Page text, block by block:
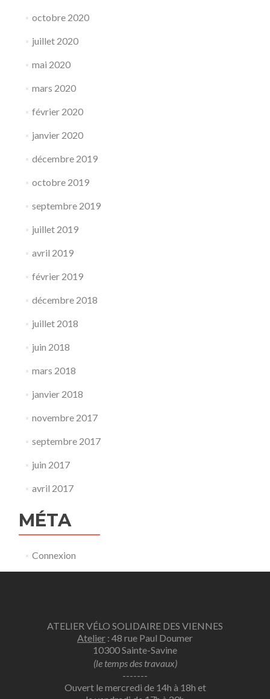
octobre 2020
juillet 2020
mai 2020
mars 2020
février 2020
janvier 2020
décembre 2019
octobre 2019
septembre 2019
juillet 2019
avril 2019
février 2019
décembre 2018
juillet 2018
juin 2018
mars 2018
janvier 2018
novembre 2017
septembre 2017
juin 2017
avril 2017
MÉTA
Connexion
ATELIER VÉLO SOLIDAIRE DES VIENNES
Atelier : 48 rue Paul Doumer
10300 Sainte-Savine
(le temps des travaux)
-------
Ouvert le mercredi de 14h à 18h et